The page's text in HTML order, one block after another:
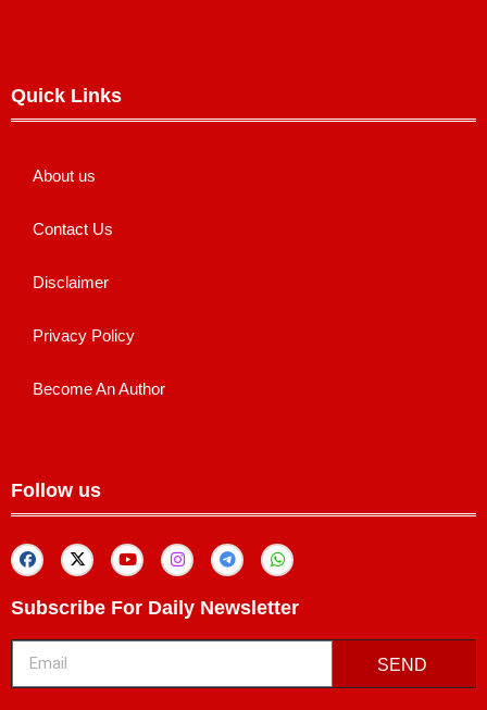
Quick Links
About us
Contact Us
Disclaimer
Privacy Policy
Become An Author
Follow us
Subscribe For Daily Newsletter
SEND